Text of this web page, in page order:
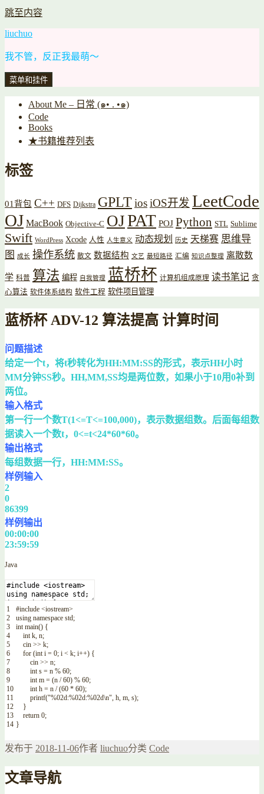
跳至内容
liuchuo
我不管，反正我最萌～
菜单和挂件
About Me – 日常 (๑• . •๑)
Code
Books
★书籍推荐列表
标签
01背包 C++ DFS Dijkstra GPLTiosiOS开发 LeetCode
OJ MacBook Objective-C OJPAT POJ Python STL Sublime
Swift WordPress Xcode 人性 人生意义 动态规划 历史 天梯赛 思维导
图
成长 操作系统 散文 数据结构 文艺 最短路径 汇编 知识点整理 离散数
学 科普 算法 编程 自我管理 蓝桥杯 计算机组成原理 读书笔记 贪
心算法 软件体系结构 软件工程 软件项目管理
蓝桥杯 ADV-12 算法提高 计算时间
问题描述
给定一个t，将t秒转化为HH:MM:SS的形式，表示HH小时
MM分钟SS秒。HH,MM,SS均是两位数，如果小于10用0补到
两位。
输入格式
第一行一个数T(1<=T<=100,000)，表示数据组数。后面每组数
据读入一个数t，0<=t<24*60*60。
输出格式
每组数据一行，HH:MM:SS。
样例输入
2
0
86399
样例输出
00:00:00
23:59:59
Java
1
2
3
4
5
6
7
8
9
10
11
12
13
14
#include <iostream>
using namespace std;
int main() {
int k, n;
cin >> k;
for (int i = 0; i < k; i++) {
cin >> n;
int s = n % 60;
int m = (n / 60) % 60;
int h = n / (60 * 60);
printf("%02d:%02d:%02d\n", h, m, s);
}
return 0;
}
发布于 2018-11-06作者 liuchuo分类 Code
文章导航